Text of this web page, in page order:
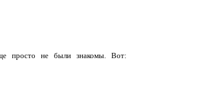
просто не были знакомы. Вот: